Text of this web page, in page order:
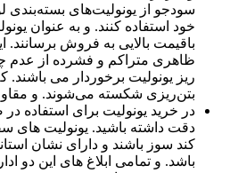
سودجو از یونولیت‌های بسته‌بندی
خود استفاده کنند. و به عنوان
باقیمت بالایی به فروش برسانند.
ظاهری متراکم و فشرده از عدم
ریز یونولیت برخوردار می باشند.
بتن‌ریزی شکسته می‌شوند. و
در خرید یونولیت برای استفاده
دقت داشته باشید. یونولیت های
کند سوز باشند و دارای نشان
باشد. و تمامی ابلاغ های این دو